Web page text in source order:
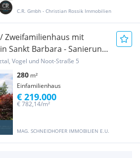
C.R. Gmbh - Christian Rossik Immobilien
Zweifamilienhaus mit
Sankt Barbara - Sanierung
Vogel und Noot-Straße 5
280 m²
Einfamilienhaus
MAG. SCHNEIDHOFER IMMOBILIEN E.U.
€ 782,14/m²
€ 219.000